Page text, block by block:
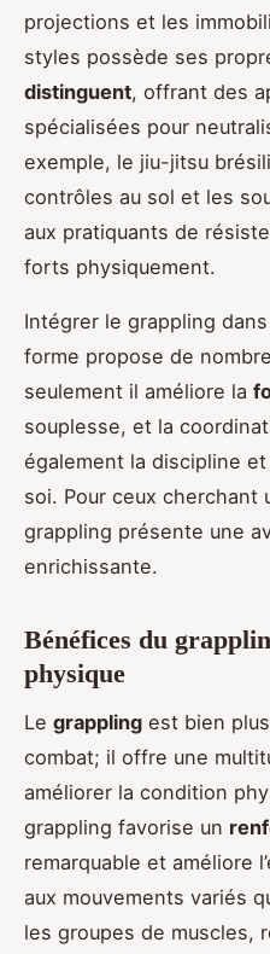
projections et les
styles possède ses
distinguent, offrant des
spécialisées pour
exemple, le jiu-jitsu
contrôles au sol et les
aux pratiquants de
forts physiquement.
Intégrer le grappling
forme propose de
seulement il améliore la
souplesse, et la
également la discipline
soi. Pour ceux cherchant
grappling présente une
enrichissante.
Bénéfices du
physique
Le grappling est bien
combat; il offre une
améliorer la condition
grappling favorise un
remarquable et améliore
aux mouvements variés
les groupes de muscles,